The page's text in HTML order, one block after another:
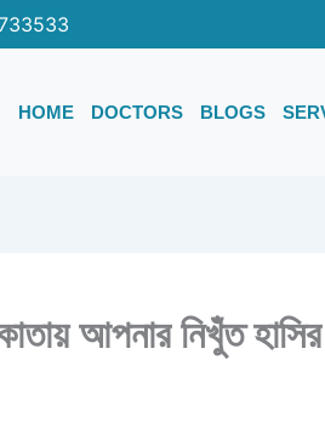
HOME DOCTORS BLOGS
আপনার নিখুঁত